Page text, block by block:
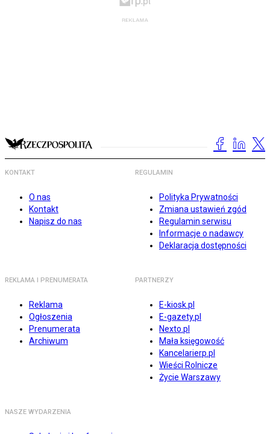
KONTAKT
O nas
Kontakt
Napisz do nas
REGULAMIN
Polityka Prywatności
Zmiana ustawień zgód
Regulamin serwisu
Informacje o nadawcy
Deklaracja dostępności
REKLAMA I PRENUMERATA
Reklama
Ogłoszenia
Prenumerata
Archiwum
PARTNERZY
E-kiosk.pl
E-gazety.pl
Nexto.pl
Mała księgowość
Kancelarierp.pl
Wieści Rolnicze
Życie Warszawy
NASZE WYDARZENIA